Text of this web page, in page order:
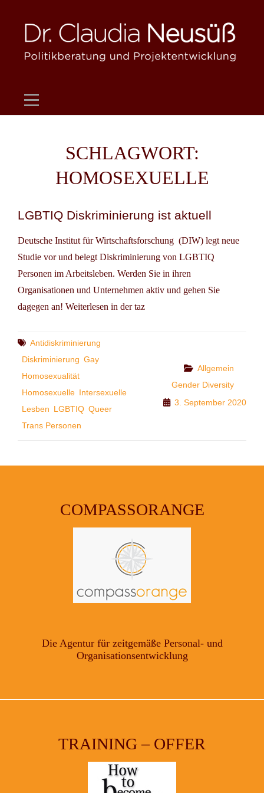
content
SCHLAGWORT:
HOMOSEXUELLE
LGBTIQ Diskriminierung ist aktuell
Deutsche Institut für Wirtschaftsforschung (DIW) legt neue
Studie vor und belegt Diskriminierung von LGBTIQ
Personen im Arbeitsleben. Werden Sie in ihren
Organisationen und Unternehmen aktiv und gehen Sie
dagegen an! Weiterlesen in der taz
Tags
Antidiskriminierung
Diskriminierung Gay
Homosexualität
Homosexuelle Intersexuelle
Lesben LGBTIQ Queer
Trans Personen
Categories
Allgemein
Gender Diversity
3. September 2020
COMPASSORANGE
Die Agentur für zeitgemäße Personal- und
Organisationsentwicklung
TRAINING – OFFER